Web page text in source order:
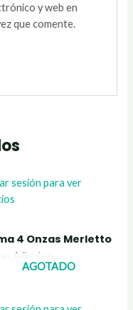
y web en
que comente.
sesión para ver
4 Onzas Merletto
Adhesivos
AGOTADO